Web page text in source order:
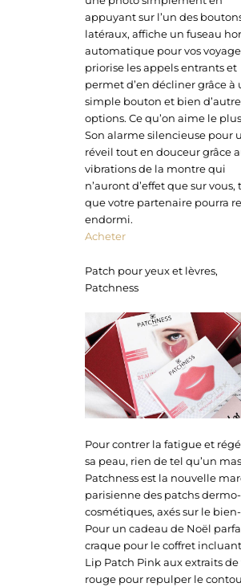
appuyant sur l’un des
latéraux, affiche un fuseau
automatique pour vos
priorise les appels entrants et
permet d’en décliner grâce à
simple bouton et bien
options. Ce qu’on aime le
Son alarme silencieuse pour
réveil tout en douceur grâce
vibrations de la montre qui
n’auront d’effet que sur vous,
que votre partenaire pourra
endormi.
Acheter
Patch pour yeux et lèvres,
Patchness
Pour contrer la fatigue et
sa peau, rien de tel qu’un
Patchness est la nouvelle
parisienne des patchs dermo-
cosmétiques, axés sur le
Pour un cadeau de Noël
craque pour le coffret
Lip Patch Pink aux extraits
rouge pour repulper le